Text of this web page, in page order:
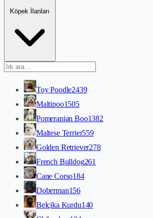
Köpek İlanları
Toy Poodle2439
Maltipoo1505
Pomeranian Boo1382
Maltese Terrier559
Golden Retriever278
French Bulldog261
Cane Corso184
Doberman156
Belçika Kurdu140